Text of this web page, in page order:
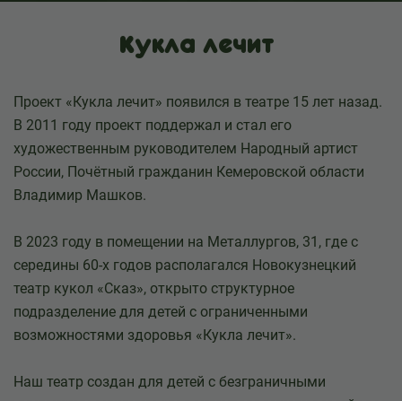
Кукла лечит
Проект «Кукла лечит» появился в театре 15 лет назад.
В 2011 году проект поддержал и стал его
художественным руководителем Народный артист
России, Почётный гражданин Кемеровской области
Владимир Машков.
В 2023 году в помещении на Металлургов, 31, где с
середины 60-х годов располагался Новокузнецкий
театр кукол «Сказ», открыто структурное
подразделение для детей с ограниченными
возможностями здоровья «Кукла лечит».
Наш театр создан для детей с безграничными